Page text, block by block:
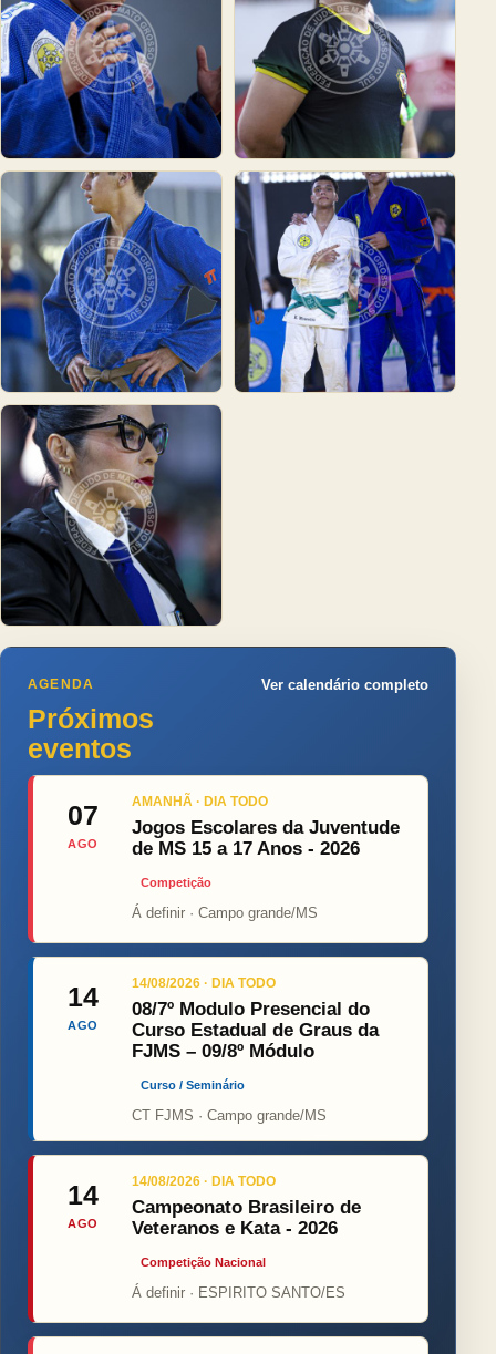
AGENDA
Próximos
eventos
Ver calendário completo
07
AGO
AMANHÃ · DIA TODO
Jogos Escolares da Juventude
de MS 15 a 17 Anos - 2026
Competição
Á definir · Campo grande/MS
14
AGO
14/08/2026 · DIA TODO
08/7º Modulo Presencial do
Curso Estadual de Graus da
FJMS – 09/8º Módulo
Curso / Seminário
CT FJMS · Campo grande/MS
14
AGO
14/08/2026 · DIA TODO
Campeonato Brasileiro de
Veteranos e Kata - 2026
Competição Nacional
Á definir · ESPIRITO SANTO/ES